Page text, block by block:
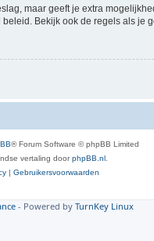
maar geeft je extra
Bekijk ook de regels als je
® Forum Software © phpBB Limited
vertaling doorphpBB.nl.
| Gebruikersvoorwaarden
- Powered by TurnKey Linux